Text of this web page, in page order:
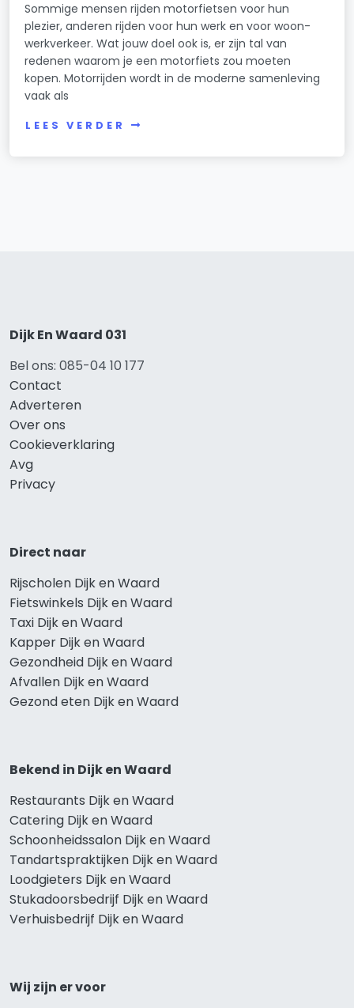
Sommige mensen rijden motorfietsen voor hun
plezier, anderen rijden voor hun werk en voor woon-
werkverkeer. Wat jouw doel ook is, er zijn tal van
redenen waarom je een motorfiets zou moeten
kopen. Motorrijden wordt in de moderne samenleving
vaak als
LEES VERDER
Dijk En Waard 031
Bel ons: 085-04 10 177
Contact
Adverteren
Over ons
Cookieverklaring
Avg
Privacy
Direct naar
Rijscholen Dijk en Waard
Fietswinkels Dijk en Waard
Taxi Dijk en Waard
Kapper Dijk en Waard
Gezondheid Dijk en Waard
Afvallen Dijk en Waard
Gezond eten Dijk en Waard
Bekend in Dijk en Waard
Restaurants Dijk en Waard
Catering Dijk en Waard
Schoonheidssalon Dijk en Waard
Tandartspraktijken Dijk en Waard
Loodgieters Dijk en Waard
Stukadoorsbedrijf Dijk en Waard
Verhuisbedrijf Dijk en Waard
Wij zijn er voor